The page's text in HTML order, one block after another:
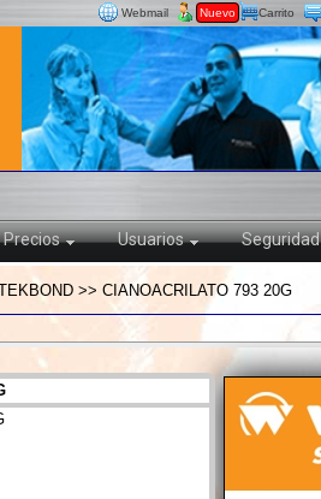
Nuevo Carrito
Webmail
Precios Usuarios Seguridad
>> CIANOACRILATO 793 20G